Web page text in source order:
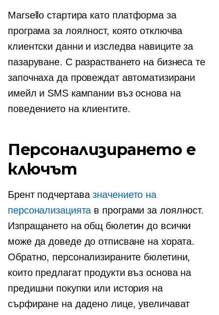
Marsello стартира като платформа за
програма за лоялност, която отключва
клиентски данни и изследва навиците за
пазаруване. С разрастването на бизнеса те
започнаха да провеждат автоматизирани
имейл и SMS кампании въз основа на
поведението на клиентите.
Персонализирането е
ключът
Брент подчертавазначението на
персонализацията в програми за лоялност.
Изпращането на общ бюлетин до всички
може да доведе до отписване на хората.
Обратно, персонализираните бюлетини,
които предлагат продукти въз основа на
предишни покупки или история на
сърфиране на дадено лице, увеличават